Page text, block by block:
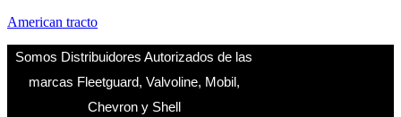
American tracto
Somos Distribuidores Autorizados de las
marcas Fleetguard, Valvoline, Mobil,
Chevron y Shell